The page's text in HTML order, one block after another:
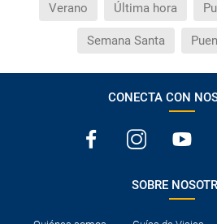
Verano Última hora
Semana Santa
CONECTA CON
SOBRE